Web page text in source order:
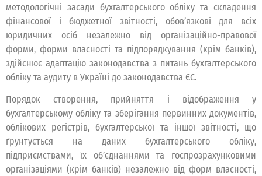
методологічні засади бухгалтерського обліку та складення
фінансової і бюджетної звітності, обов’язкові для всіх
юридичних осіб незалежно від організаційно-правової
форми, форми власності та підпорядкування (крім банків),
здійснює адаптацію законодавства з питань бухгалтерського
обліку та аудиту в Україні до законодавства ЄС.
Порядок створення, прийняття і відображення у
бухгалтерському обліку та зберігання первинних документів,
облікових регістрів, бухгалтерської та іншої звітності, що
ґрунтується на даних бухгалтерського обліку,
підприємствами, їх об’єднаннями та госпрозрахунковими
організаціями (крім банків) незалежно від форм власності,